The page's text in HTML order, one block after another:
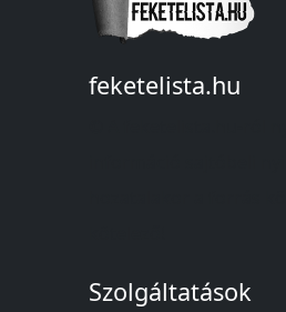
feketelista.hu
Szolgáltatások